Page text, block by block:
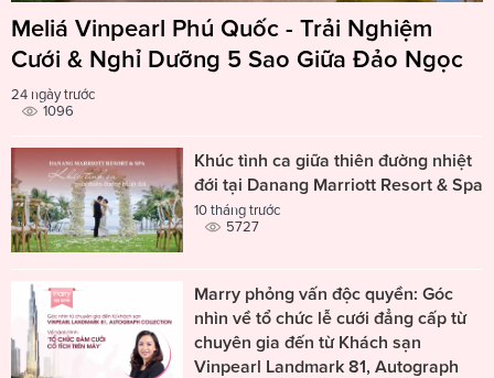
Meliá Vinpearl Phú Quốc - Trải Nghiệm
Cưới & Nghỉ Dưỡng 5 Sao Giữa Đảo Ngọc
24 ngày trước
1096
Khúc tình ca giữa thiên đường nhiệt
đới tại Danang Marriott Resort & Spa
10 tháng trước
5727
Marry phỏng vấn độc quyền: Góc
nhìn về tổ chức lễ cưới đẳng cấp từ
chuyên gia đến từ Khách sạn
Vinpearl Landmark 81, Autograph